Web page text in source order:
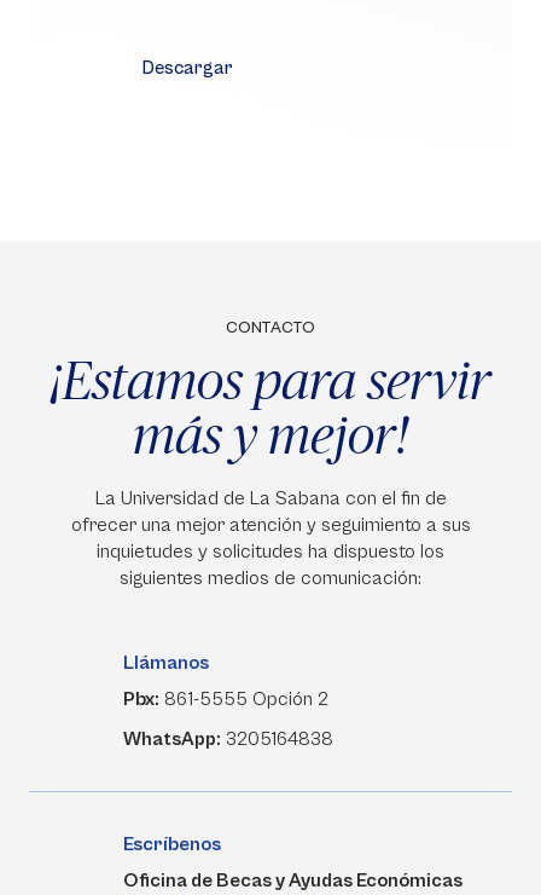
Descargar
CONTACTO
¡Estamos para servir
más y mejor!
La Universidad de La Sabana con el fin de
ofrecer una mejor atención y seguimiento a sus
inquietudes y solicitudes ha dispuesto los
siguientes medios de comunicación:
Llámanos
Pbx: 861-5555 Opción 2
WhatsApp: 3205164838
Escríbenos
Oficina de Becas y Ayudas Económicas